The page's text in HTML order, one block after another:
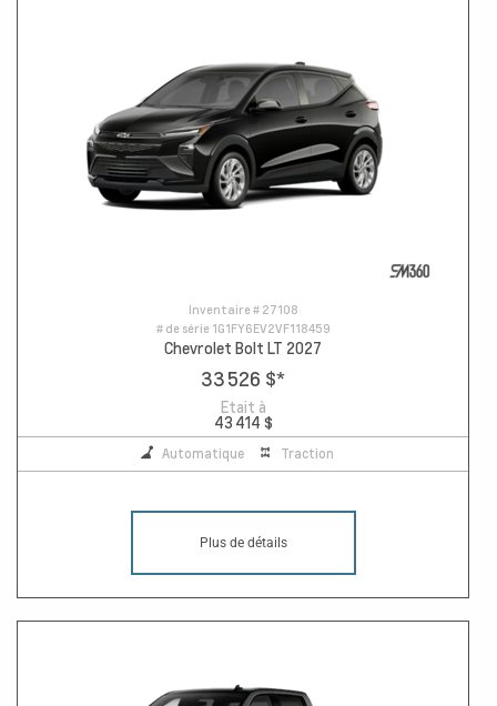
Inventaire # 27108
# de série 1G1FY6EV2VF118459
Chevrolet Bolt LT 2027
33 526 $*
Etait à
43 414 $
Automatique Traction
Plus de détails